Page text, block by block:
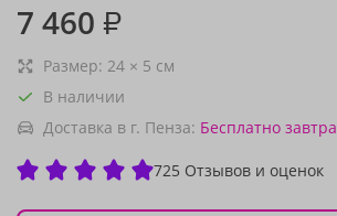
7 460 ₽
Размер: 24 × 5 см
В наличии
Доставка в г. Пенза: Бесплатно завтра
725 Отзывов и оценок